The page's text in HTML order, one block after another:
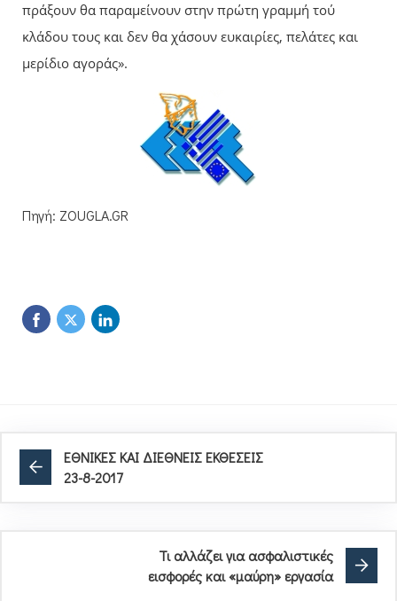
πράξουν θα παραμείνουν στην πρώτη γραμμή τού
κλάδου τους και δεν θα χάσουν ευκαιρίες, πελάτες και
μερίδιο αγοράς».
Πηγή: ZOUGLA.GR
ΕΘΝΙΚΕΣ ΚΑΙ ΔΙΕΘΝΕΙΣ ΕΚΘΕΣΕΙΣ
23-8-2017
Τι αλλάζει για ασφαλιστικές
εισφορές και «μαύρη» εργασία